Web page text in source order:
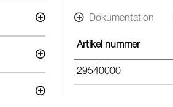
Dokumentation
Artikel nummer
29540000